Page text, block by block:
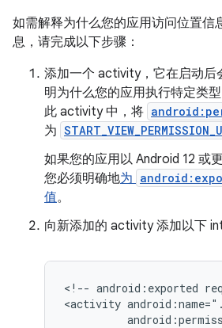
如需解释为什么您的应用访问位置信
息，请完成以下步骤：
添加一个 activity，它在启动后
明为什么您的应用执行特定类
此 activity 中，将
为
如果您的应用以 Android 12 或
您必须明确地为
值。
向新添加的 activity 添加以下
<!-- android:exported
<activity